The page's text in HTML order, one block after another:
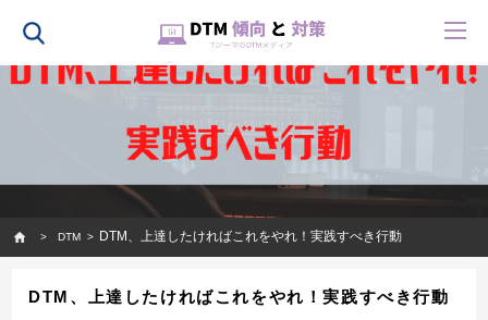
DTM
DTM、上達したければこれをやれ！実践すべき行動
DTM、上達したければこれをやれ！実践すべき行動